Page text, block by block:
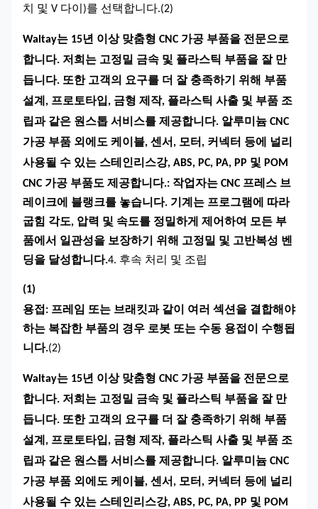
치 및 V 다이)를 선택합니다.(2)
Waltay는 15년 이상 맞춤형 CNC 가공 부품을 전문으로
합니다. 저희는 고정밀 금속 및 플라스틱 부품을 잘 만
듭니다. 또한 고객의 요구를 더 잘 충족하기 위해 부품
설계, 프로토타입, 금형 제작, 플라스틱 사출 및 부품 조
립과 같은 원스톱 서비스를 제공합니다. 알루미늄 CNC
가공 부품 외에도 케이블, 센서, 모터, 커넥터 등에 널리
사용될 수 있는 스테인리스강, ABS, PC, PA, PP 및 POM
CNC 가공 부품도 제공합니다.: 작업자는 CNC 프레스 브
레이크에 블랭크를 놓습니다. 기계는 프로그램에 따라
굽힘 각도, 압력 및 속도를 정밀하게 제어하여 모든 부
품에서 일관성을 보장하기 위해 고정밀 및 고반복성 벤
딩을 달성합니다.4. 후속 처리 및 조립
(1)
용접 : 프레임 또는 브래킷과 같이 여러 섹션을 결합해야
하는 복잡한 부품의 경우 로봇 또는 수동 용접이 수행됩
니다.(2)
Waltay는 15년 이상 맞춤형 CNC 가공 부품을 전문으로
합니다. 저희는 고정밀 금속 및 플라스틱 부품을 잘 만
듭니다. 또한 고객의 요구를 더 잘 충족하기 위해 부품
설계, 프로토타입, 금형 제작, 플라스틱 사출 및 부품 조
립과 같은 원스톱 서비스를 제공합니다. 알루미늄 CNC
가공 부품 외에도 케이블, 센서, 모터, 커넥터 등에 널리
사용될 수 있는 스테인리스강, ABS, PC, PA, PP 및 POM